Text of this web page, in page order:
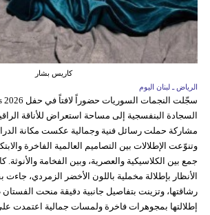
كاريس بشار
الرياض ـ لبنان اليوم
السجادة البنفسجية إلى مساحة استعراض للأناقة
مشاركة حملت رسائل فنية وجمالية عكست مكانة
وتنوّعت الإطلالات بين التصاميم العالمية الفاخرة
جمع بين الكلاسيكية والعصرية، وبين الفخامة
الأنظار بإطلالة مخملية باللون الأخضر الزمردي،
رشاقتها، وتزينت بتفاصيل جانبية دقيقة منحت الفستان
إطلالتها بمجوهرات فاخرة ولمسات جمالية اعتمدت